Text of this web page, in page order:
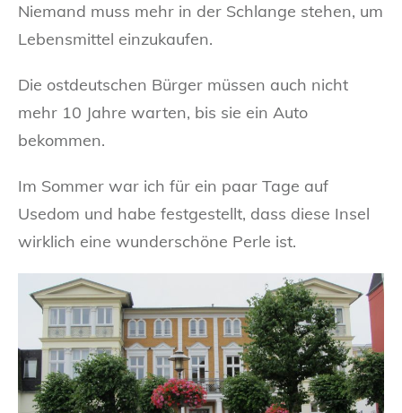
Niemand muss mehr in der Schlange stehen, um
Lebensmittel einzukaufen.
Die ostdeutschen Bürger müssen auch nicht
mehr 10 Jahre warten, bis sie ein Auto
bekommen.
Im Sommer war ich für ein paar Tage auf
Usedom und habe festgestellt, dass diese Insel
wirklich eine wunderschöne Perle ist.